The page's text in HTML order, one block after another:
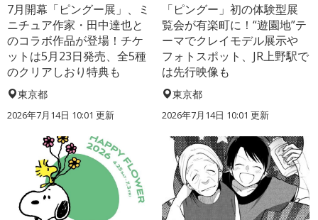
7月開幕「ピングー展」、ミ
ニチュア作家・田中達也と
のコラボ作品が登場！チケ
ットは5月23日発売、全5種
のクリアしおり特典も
東京都
2026年7月14日 10:01 更新
「ピングー」初の体験型展
覧会が有楽町に！“遊園地”テ
ーマでクレイモデル展示や
フォトスポット、JR上野駅で
は先行映像も
東京都
2026年7月14日 10:01 更新